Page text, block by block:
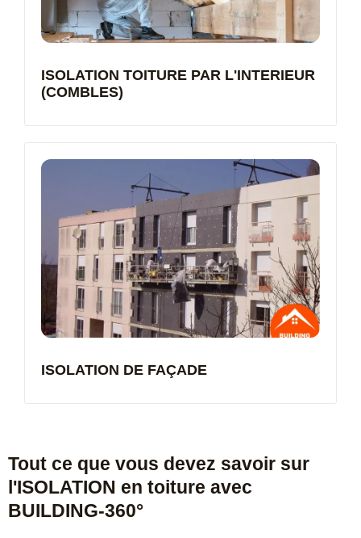
ISOLATION TOITURE PAR L'INTERIEUR
(COMBLES)
ISOLATION DE FAÇADE
Tout ce que vous devez savoir sur
l'ISOLATION en toiture avec
BUILDING-360°